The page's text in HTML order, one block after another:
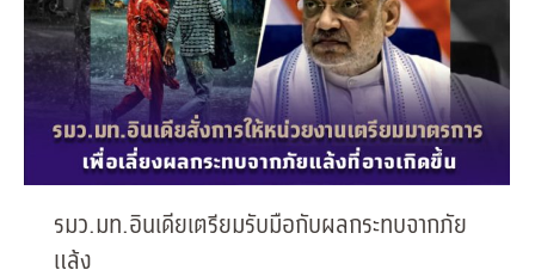
รมว.มท.อินเดียเตรียมรับมือกับผลกระทบจากภัย
แล้ง